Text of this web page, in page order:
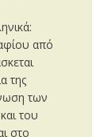
από
της
των
του
στο